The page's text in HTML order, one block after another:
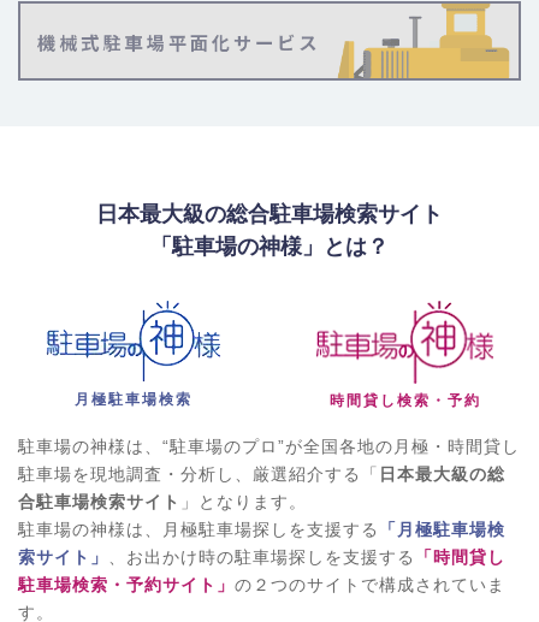
日本最大級の総合駐車場検索サイト
「駐車場の神様」とは？
月極駐車場検索 時間貸し検索・予約
駐車場の神様は、“駐車場のプロ”が全国各地の月極・時間貸し
駐車場を現地調査・分析し、厳選紹介する「 日本最大級の総
合駐車場検索サイト 」となります。
駐車場の神様は、月極駐車場探しを支援する
「月極駐車場検
索サイト」
、お出かけ時の駐車場探しを支援する
「時間貸し
駐車場検索・予約サイト」 の２つのサイトで構成されていま
す。